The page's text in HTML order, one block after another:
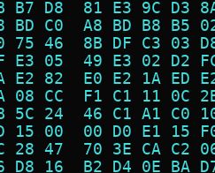
B7 D8  81 E3 9C D3
BD C0  A8 BD B8 B5
75 46  8B DF C3 03
E3 05  49 E3 02 D2
E2 82  E0 E2 1A ED
08 CC  F1 C1 11 0C
5C 24  46 C1 A1 C0
15 00  00 D0 E1 15
28 47  70 3E CA C2
D8 16  B2 D4 0E BA